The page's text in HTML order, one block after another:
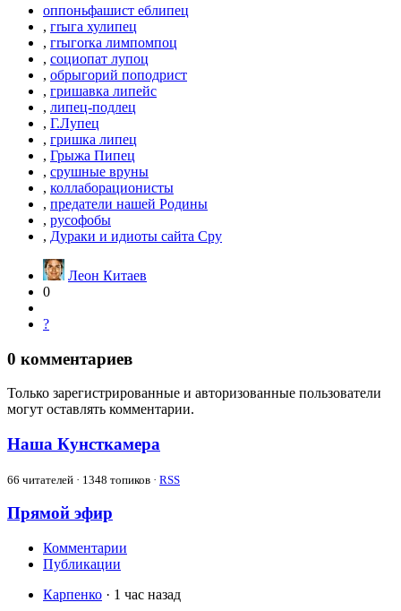
оппоньфашист еблипец
, гrыга хулипец
, гrыгоrка лимпомпоц
, социопат лупоц
, обрыгорий поподрист
, гришавка липейс
, липец-подлец
, Г.Лупец
, гришка липец
, Грыжа Пипец
, срушные вруны
, коллаборационисты
, предатели нашей Родины
, русофобы
, Дураки и идиоты сайта Сру
Леон Китаев
0
?
0 комментариев
Только зарегистрированные и авторизованные пользователи
могут оставлять комментарии.
Наша Кунсткамера
66 читателей · 1348 топиков · RSS
Прямой эфир
Комментарии
Публикации
Карпенко · 1 час назад